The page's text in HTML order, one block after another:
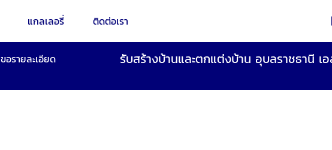
แกลเลอรี่ ติดต่อเรา
ขอรายละเอียด
รับสร้างบ้านและตกแต่งบ้าน อุบลราชธานี เ